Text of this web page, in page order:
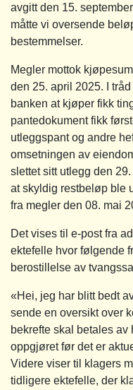
avgitt den 15.
måtte vi oversende
bestemmelser.
Megler mottok
den 25. april 2025. I
banken at kjøper fikk
pantedokument fikk
utleggspant og andre
omsetningen av
slettet sitt utlegg den
at skyldig restbeløp ble
fra megler den 08. mai
Det vises til e-post fra
ektefelle hvor følgende
berostillelse av
«Hei, jeg har blitt bedt
sende en oversikt over
bekrefte skal betales av
oppgjøret før det er
Videre viser til klagers
tidligere ektefelle, der